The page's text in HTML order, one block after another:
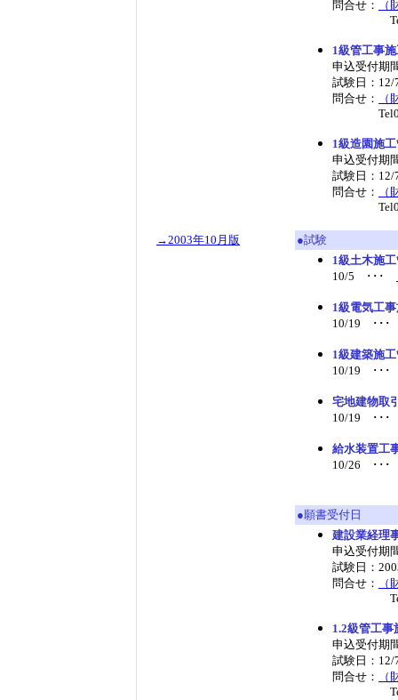
問合せ：
Tel03-
1級管工事
申込受付期
試験日：12/
問合せ：
Tel03-
1級造園施
申込受付期
試験日：12/
問合せ：
Tel03-
→2003年10月版
●試験
1級土木施
10/5 ･･･
1級電気工
10/19 ･･
1級建築施
10/19 ･･
宅地建物取
10/19 ･･
給水装置工
10/26 ･･
●願書受付日
建設業経理
申込受付期
試験日：
問合せ：
Tel03-
1.2級管工
申込受付期
試験日：12/
問合せ：
Tel03-